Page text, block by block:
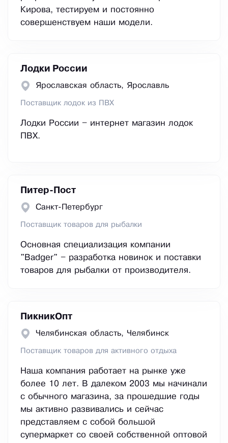
Кирова, тестируем и постоянно
совершенствуем наши модели.
Лодки России
Ярославская область, Ярославль
Поставщик лодок из ПВХ
Лодки России – интернет магазин лодок
ПВХ.
Питер-Пост
Санкт-Петербург
Поставщик товаров для рыбалки
Основная специализация компании
"Badger" – разработка новинок и поставки
товаров для рыбалки от производителя.
ПикникОпт
Челябинская область, Челябинск
Поставщик товаров для активного отдыха
Наша компания работает на рынке уже
более 10 лет. В далеком 2003 мы начинали
с обычного магазина, за прошедшие годы
мы активно развивались и сейчас
представляем с собой большой
супермаркет со своей собственной оптовой